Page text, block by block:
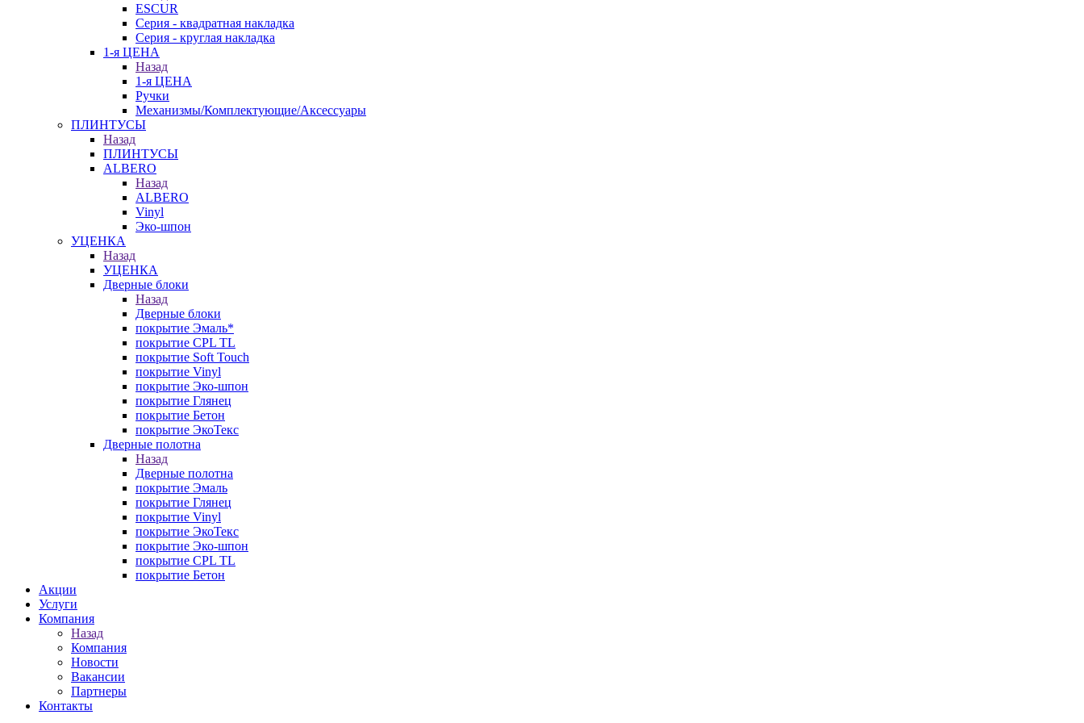
ESCUR
Серия - квадратная накладка
Серия - круглая накладка
1-я ЦЕНА
Назад
1-я ЦЕНА
Ручки
Механизмы/Комплектующие/Аксессуары
ПЛИНТУСЫ
Назад
ПЛИНТУСЫ
ALBERO
Назад
ALBERO
Vinyl
Эко-шпон
УЦЕНКА
Назад
УЦЕНКА
Дверные блоки
Назад
Дверные блоки
покрытие Эмаль*
покрытие CPL TL
покрытие Soft Touch
покрытие Vinyl
покрытие Эко-шпон
покрытие Глянец
покрытие Бетон
покрытие ЭкоТекс
Дверные полотна
Назад
Дверные полотна
покрытие Эмаль
покрытие Глянец
покрытие Vinyl
покрытие ЭкоТекс
покрытие Эко-шпон
покрытие CPL TL
покрытие Бетон
Акции
Услуги
Компания
Назад
Компания
Новости
Вакансии
Партнеры
Контакты